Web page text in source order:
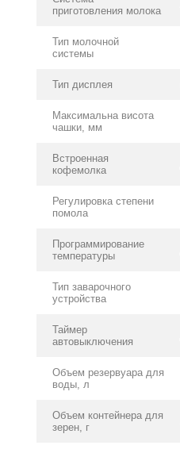
приготовления молока
Тип молочной
системы
Тип дисплея
Максимальна висота
чашки, мм
Встроенная
кофемолка
Регулировка степени
помола
Программирование
температуры
Тип заварочного
устройства
Таймер
автовыключения
Объем резервуара для
воды, л
Объем контейнера для
зерен, г